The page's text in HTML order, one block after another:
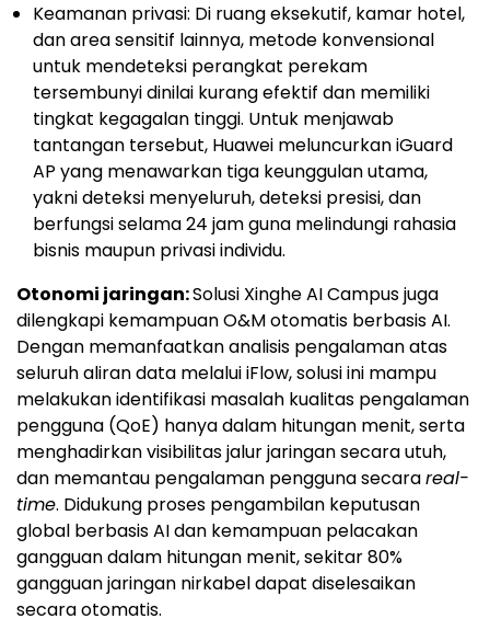
Keamanan privasi: Di ruang eksekutif, kamar hotel,
dan area sensitif lainnya, metode konvensional
untuk mendeteksi perangkat perekam
tersembunyi dinilai kurang efektif dan memiliki
tingkat kegagalan tinggi. Untuk menjawab
tantangan tersebut, Huawei meluncurkan iGuard
AP yang menawarkan tiga keunggulan utama,
yakni deteksi menyeluruh, deteksi presisi, dan
berfungsi selama 24 jam guna melindungi rahasia
bisnis maupun privasi individu.
Otonomi jaringan:Solusi Xinghe AI Campus juga
dilengkapi kemampuan O&M otomatis berbasis AI.
Dengan memanfaatkan analisis pengalaman atas
seluruh aliran data melalui iFlow, solusi ini mampu
melakukan identifikasi masalah kualitas pengalaman
pengguna (QoE) hanya dalam hitungan menit, serta
menghadirkan visibilitas jalur jaringan secara utuh,
dan memantau pengalaman pengguna secarareal-
time. Didukung proses pengambilan keputusan
global berbasis AI dan kemampuan pelacakan
gangguan dalam hitungan menit, sekitar 80%
gangguan jaringan nirkabel dapat diselesaikan
secara otomatis.